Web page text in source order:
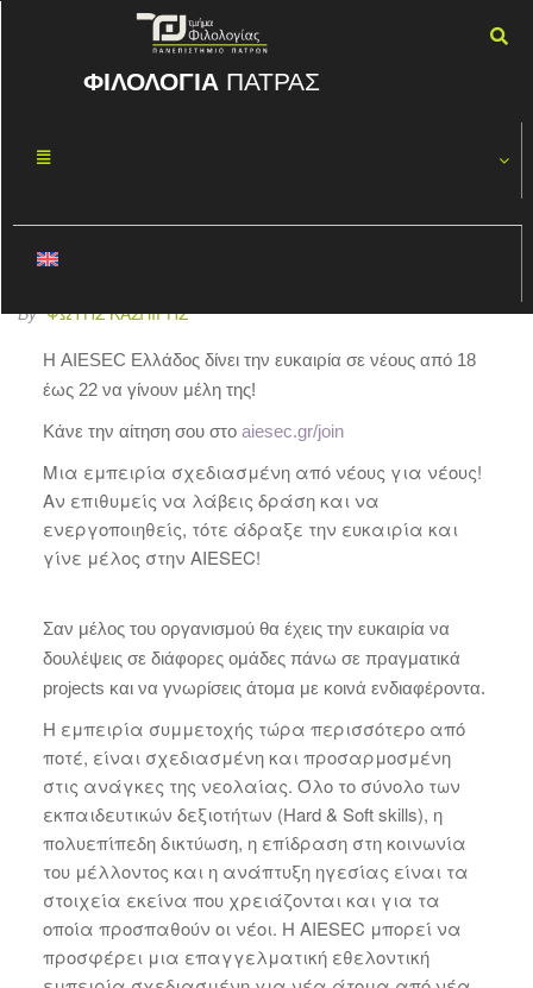
ΦΙΛΟΛΟΓΙΑ ΠΑΤΡΑΣ
18
AIESEC in
Patras
By ΦΏΤΗΣ ΚΑΣΠΊΡΗΣ
Η AIESEC Ελλάδος δίνει την ευκαιρία σε νέους από 18
έως 22 να γίνουν μέλη της!
Κάνε την αίτηση σου στο aiesec.gr/join
Μια εμπειρία σχεδιασμένη από νέους για νέους!
Αν επιθυμείς να λάβεις δράση και να
ενεργοποιηθείς, τότε άδραξε την ευκαιρία και
γίνε μέλος στην AIESEC!
Σαν μέλος του οργανισμού θα έχεις την ευκαιρία να
δουλέψεις σε διάφορες ομάδες πάνω σε πραγματικά
projects και να γνωρίσεις άτομα με κοινά ενδιαφέροντα.
Η εμπειρία συμμετοχής τώρα περισσότερο από
ποτέ, είναι σχεδιασμένη και προσαρμοσμένη
στις ανάγκες της νεολαίας. Όλο το σύνολο των
εκπαιδευτικών δεξιοτήτων (Hard & Soft skills), η
πολυεπίπεδη δικτύωση, η επίδραση στη κοινωνία
του μέλλοντος και η ανάπτυξη ηγεσίας είναι τα
στοιχεία εκείνα που χρειάζονται και για τα
οποία προσπαθούν οι νέοι. Η AIESEC μπορεί να
προσφέρει μια επαγγελματική εθελοντική